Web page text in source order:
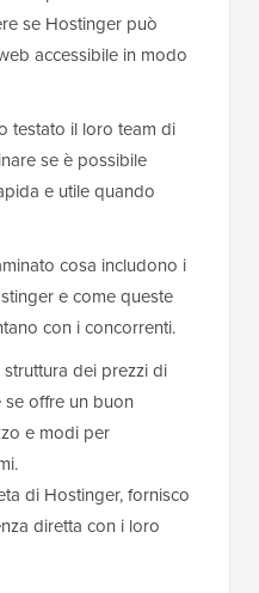
se Hostinger può
accessibile in modo
testato il loro team di
se è possibile
e utile quando
cosa includono i
e come queste
con i concorrenti.
dei prezzi di
offre un buon
e modi per
di Hostinger, fornisco
diretta con i loro